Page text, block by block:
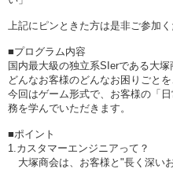
上記にピンときた方は是非ご参加く
■プログラム内容
国内最大級の独立系SIerである大
どんなお客様のどんなお困りごと
今回はゲーム形式で、お客様の「
務を学んでいただきます。
■ポイント
1.カスタマーエンジニアって？
大塚商会は、お客様と"長く深い